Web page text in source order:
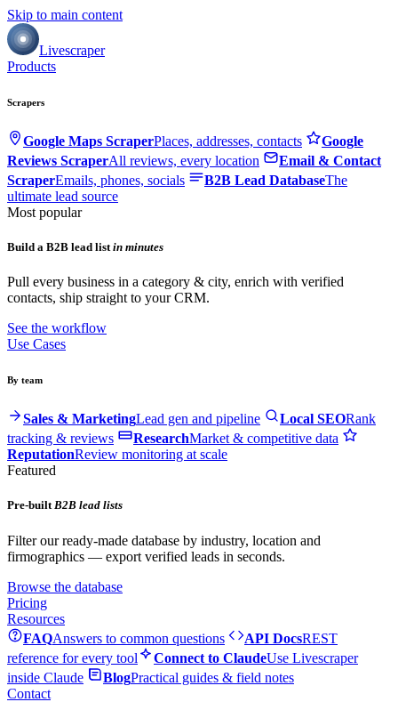
Skip to main content
Livescraper
Products
Scrapers
Google Maps ScraperPlaces, addresses, contacts
Google
Reviews ScraperAll reviews, every location
Email & Contact
ScraperEmails, phones, socials B2B Lead DatabaseThe
ultimate lead source
Most popular
Build a B2B lead listin minutes
Pull every business in a category & city, enrich with verified
contacts, ship straight to your CRM.
See the workflow
Use Cases
By team
Sales & MarketingLead gen and pipeline Local SEORank
tracking & reviews
ResearchMarket & competitive data
ReputationReview monitoring at scale
Featured
Pre-builtB2B lead lists
Filter our ready-made database by industry, location and
firmographics — export verified leads in seconds.
Browse the database
Pricing
Resources
FAQAnswers to common questions API DocsREST
reference for every tool
Connect to ClaudeUse Livescraper
inside Claude
BlogPractical guides & field notes
Contact